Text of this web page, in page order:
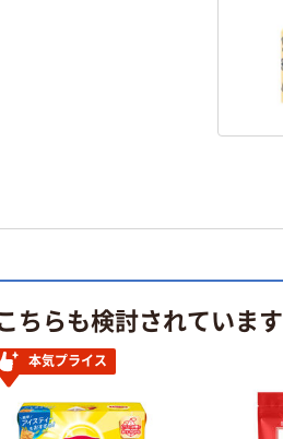
ちらも検討されています
本気プライス